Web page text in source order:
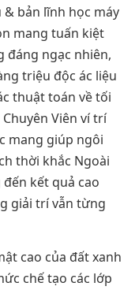
bản lĩnh học máy
mang tuấn kiệt
đáng ngạc nhiên,
triệu độc ác liệu
thuật toán về tối
Viên ví trí
mang giúp ngôi
thời khắc Ngoài
kết quả cao
giải trí vẫn từng
cao của đất xanh
chế tạo các lớp